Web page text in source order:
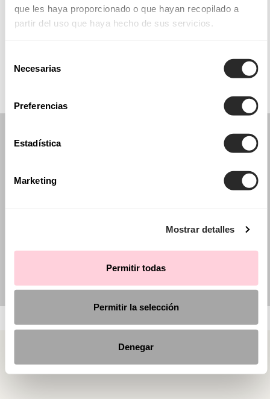
que les haya proporcionado o que hayan recopilado a
partir del uso que haya hecho de sus servicios.
Necesarias
Preferencias
Estadística
Marketing
Mostrar detalles
Permitir todas
Permitir la selección
Denegar
COLLECTIONS